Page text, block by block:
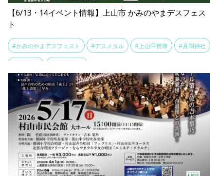
【6/13・14イベント情報】上山市 かみのやまデスフェス
ト
#かみのやまデスフェスト #デスメタル #上山甲冑隊 #月岡神社